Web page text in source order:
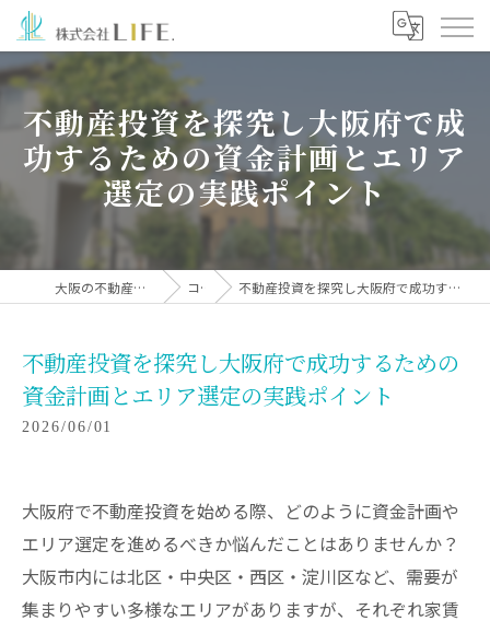
不動産投資を探究し大阪府で成
功するための資金計画とエリア
選定の実践ポイント
大阪の不動産投資なら株式会社LIFE. コラム 不動産投資を探究し大阪府で成功するための資金計画とエリア選定の実践ポイント
不動産投資を探究し大阪府で成功するための
資金計画とエリア選定の実践ポイント
2026/06/01
大阪府で不動産投資を始める際、どのように資金計画や
エリア選定を進めるべきか悩んだことはありませんか？
大阪市内には北区・中央区・西区・淀川区など、需要が
集まりやすい多様なエリアがありますが、それぞれ家賃